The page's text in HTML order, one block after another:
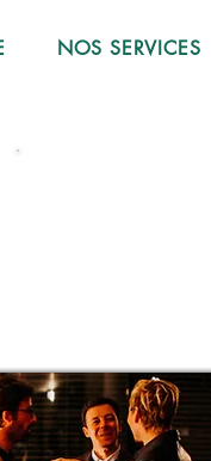
NOS SERVICES